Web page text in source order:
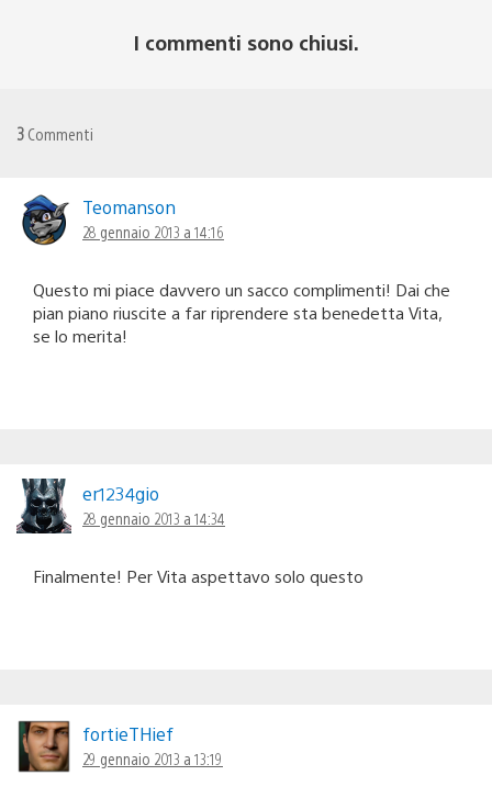
I commenti sono chiusi.
3 Commenti
Teomanson
28 gennaio 2013 a 14:16
Questo mi piace davvero un sacco complimenti! Dai che
pian piano riuscite a far riprendere sta benedetta Vita,
se lo merita!
er1234gio
28 gennaio 2013 a 14:34
Finalmente! Per Vita aspettavo solo questo
fortieTHief
29 gennaio 2013 a 13:19